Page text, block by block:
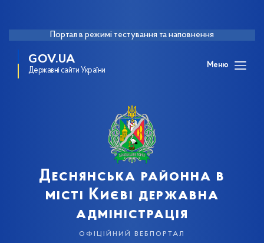
Портал в режимі тестування та наповнення
GOV.UA
Державні сайти України
Меню
Деснянська районна в
місті Києві державна
адміністрація
офіційний вебпортал